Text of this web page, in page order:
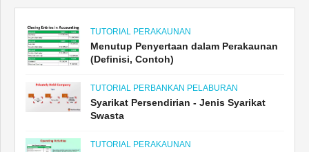
TUTORIAL PERAKAUNAN
Menutup Penyertaan dalam Perakaunan
(Definisi, Contoh)
TUTORIAL PERBANKAN PELABURAN
Syarikat Persendirian - Jenis Syarikat
Swasta
TUTORIAL PERAKAUNAN